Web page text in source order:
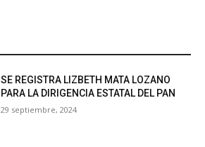
SE REGISTRA LIZBETH MATA LOZANO
PARA LA DIRIGENCIA ESTATAL DEL PAN
29 septiembre, 2024